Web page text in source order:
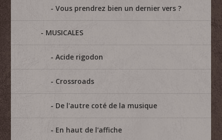
Vous prendrez bien un dernier vers ?
MUSICALES
Acide rigodon
Crossroads
De l'autre coté de la musique
En haut de l'affiche